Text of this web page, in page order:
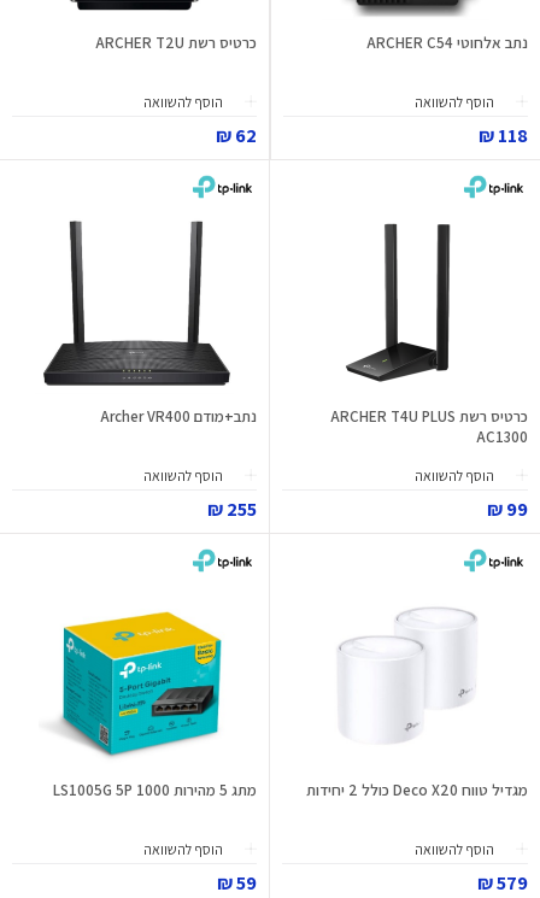
נתב אלחוטי ARCHER C54
הוסף להשוואה
118 ₪
כרטיס רשת ARCHER T2U
הוסף להשוואה
62 ₪
כרטיס רשת ARCHER T4U PLUS
AC1300
הוסף להשוואה
99 ₪
נתב+מודם Archer VR400
הוסף להשוואה
255 ₪
מגדיל טווח Deco X20 כולל 2 יחידות
הוסף להשוואה
579 ₪
מתג 5 מהירות LS1005G 5P 1000
הוסף להשוואה
59 ₪